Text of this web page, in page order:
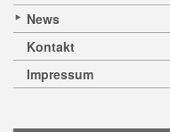
News
Kontakt
Impressum